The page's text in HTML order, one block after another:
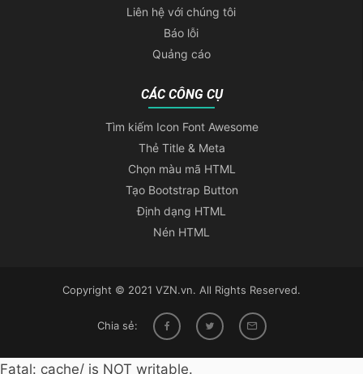
Liên hệ với chúng tôi
Báo lỗi
Quảng cáo
CÁC CÔNG CỤ
Tìm kiếm Icon Font Awesome
Thẻ Title & Meta
Chọn màu mã HTML
Tạo Bootstrap Button
Định dạng HTML
Nén HTML
Copyright © 2021 VZN.vn. All Rights Reserved.
Chia sẻ:
Fatal: cache/ is NOT writable.